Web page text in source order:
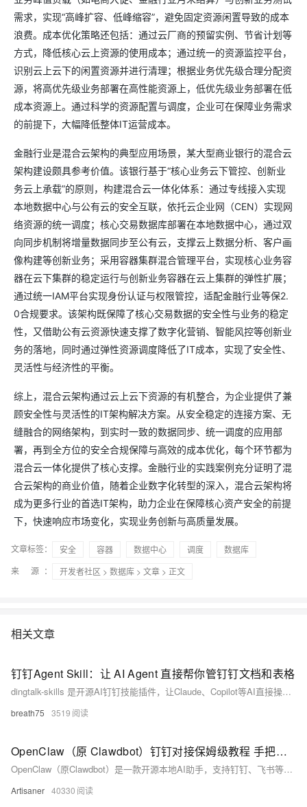
需求，实现“高峰扩容、低峰缩容”，避免固定资源闲置导致的成本
浪费。成本优化策略还包括：通过云厂商的预留实例、节省计划等
方式，降低核心云上资源的使用成本；通过统一的资源监控平台，
识别云上云下的闲置资源并进行清理；根据业务优先级合理分配资
源，将高优先级业务部署在高性能资源上，低优先级业务部署在低
成本资源上。通过科学的资源配置与调度，企业可在保障业务需求
的前提下，大幅降低整体IT运营成本。
金融行业是混合云架构的典型应用场景，某大型商业银行的混合云
架构建设颇具参考价值。该银行基于“核心业务云下管控、创新业
务云上承载”的原则，构建混合云一体化体系：通过专线接入实现
本地数据中心与公有云的安全互联，依托云企业网（CEN）实现网
络资源的统一调度；核心交易数据库部署在本地数据中心，通过双
向同步机制将增量数据同步至公有云，支撑云上数据分析、客户画
像构建等创新业务；采用容器集群混合管理平台，实现核心业务容
器在云下集群的稳定运行与创新业务容器在云上集群的弹性扩展；
通过统一IAM平台实现身份认证与权限管控，适配金融行业等保2.
0合规要求。该架构既保障了核心交易数据的安全性与业务的稳定
性，又借助公有云资源快速支撑了数字化营销、智能风控等创新业
务的落地，同时通过弹性资源调度降低了IT成本，实现了安全性、
灵活性与经济性的平衡。
综上，混合云架构通过云上云下资源的有机整合，为企业提供了兼
顾安全性与灵活性的IT架构解决方案。从安全稳定的连接方案、无
缝融合的网络架构，到实时一致的数据同步、统一调度的应用部
署，再到全方位的安全合规保障与高效的成本优化，每个环节都为
混合云一体化提供了核心支撑。金融行业的实践案例充分证明了混
合云架构的商业价值，随着企业数字化转型的深入，混合云架构将
成为更多行业的首选IT架构，助力企业在保障核心资产安全的前提
下，快速响应市场变化，实现业务创新与高质量发展。
文章标签： 安全 容器 数据中心 调度
数据库
来 源：
开发者社区 > 数据库 > 文章 > 正文
相关文章
钉钉Agent Skill：让 AI Agent 直接帮你管钉钉文档和表格
dingtalk-skills 是开源AI钉钉技能插件，让Claude、Copilot等AI直接操作钉钉知识库与AI表格。自然语言一句指令，自动新建文档、查高优需求、录任务等，零代码、免API、无额外依赖，装完即用。（239字）
breath75 3519
OpenClaw（原 Clawdbot）钉钉对接保姆级教程 手把手教你打造自己的 AI 助手
OpenClaw（原Clawdbot）是一款开源本地AI助手，支持钉钉、飞书等多平台接入。本教程手把手指导Linux下部署与钉钉机器人对接，涵盖环境配置、模型选择（如Qwen）、权限设置及调试，助你快速打造私有、安全、高权限的专属AI助理。（239字）
Artisaner 40330